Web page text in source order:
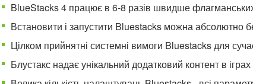
BlueStacks 4 працює в 6-8 разів швидше
Встановити і запустити Bluestacks можна абсолютно
Цілком прийнятні системні вимоги Bluestacks для
Блустакс надає унікальний додатковий контент в